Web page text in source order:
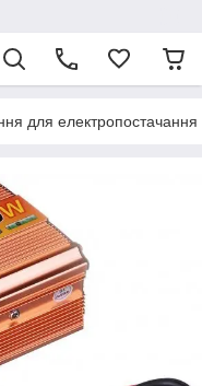
для електропостачання